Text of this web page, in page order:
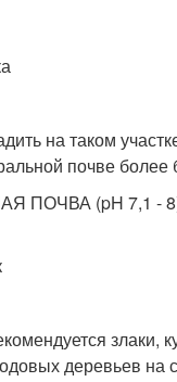
на таком
почве
(pH 7,1 - 8)
злаки,
деревьев на